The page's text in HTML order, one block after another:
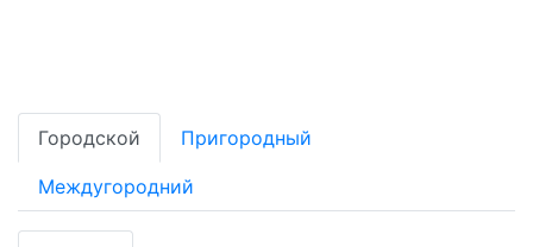
Городской Пригородный
Междугородний